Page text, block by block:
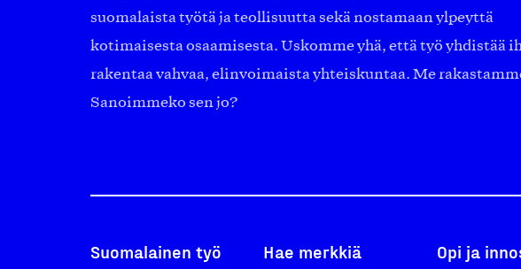
suomalaista työtä ja teollisuutta sekä nostamaan ylpeyttä
kotimaisesta osaamisesta. Uskomme yhä, että työ yhdistää
rakentaa vahvaa, elinvoimaista yhteiskuntaa. Me
Sanoimmeko sen jo?
Suomalainen työ Hae merkkiä Opi ja